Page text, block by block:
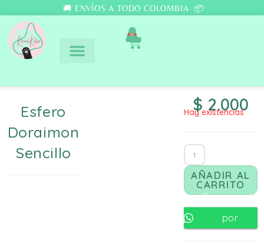
🚚 ENVÍOS A TODO COLOMBIA 📦
0
Esfero
Doraimon
Sencillo
$ 2.000
Hay existencias
AÑADIR AL
CARRITO
Comunicate
por